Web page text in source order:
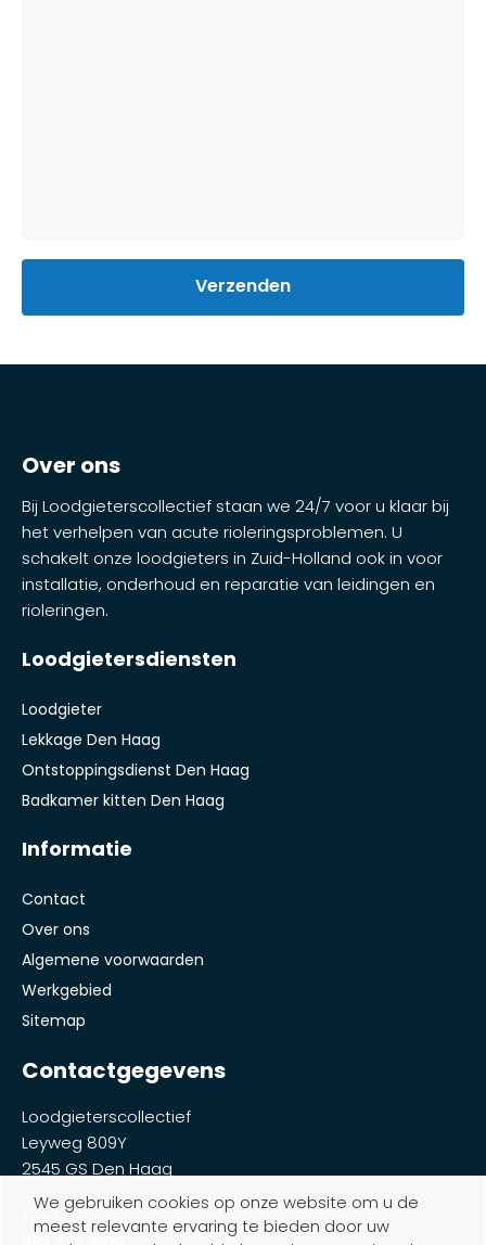
Over ons
Bij Loodgieterscollectief staan we 24/7 voor u klaar bij
het verhelpen van acute rioleringsproblemen. U
schakelt onze loodgieters in Zuid-Holland ook in voor
installatie, onderhoud en reparatie van leidingen en
rioleringen.
Loodgietersdiensten
Loodgieter
Lekkage Den Haag
Ontstoppingsdienst Den Haag
Badkamer kitten Den Haag
Informatie
Contact
Over ons
Algemene voorwaarden
Werkgebied
Sitemap
Contactgegevens
Loodgieterscollectief
Leyweg 809Y
2545 GS Den Haag
Telefoon:
We gebruiken cookies op onze website om u de
meest relevante ervaring te bieden door uw